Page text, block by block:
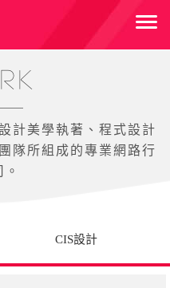
計美學執著、程式設計
隊所組成的專業網路行
CIS設計